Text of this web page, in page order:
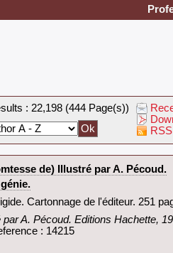
: 22,198 (444 Page(s))
de) Illustré par A. Pécoud.‎
Cartonnage de l'éditeur. 251
par A. Pécoud. Editions Hachette,
: 14215